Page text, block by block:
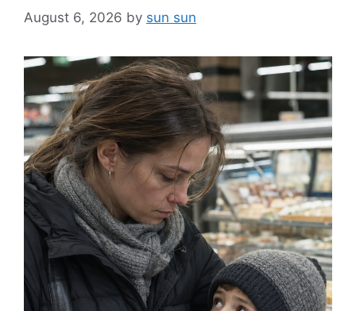
August 6, 2026 by sun sun